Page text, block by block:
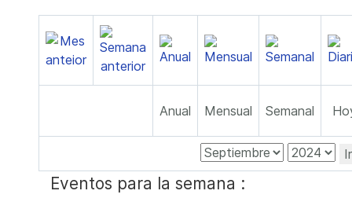
Anual Mensual Semanal
Eventos para la semana :